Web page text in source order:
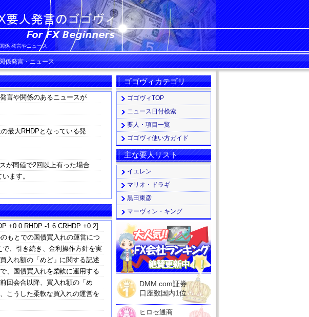
係 発言やニュース
係発言・ニュース
言や関係のあるニュースが
最大RHDPとなっている発
が同値で2回以上有った場合
ます。
+0.0 RHDP -1.6 CRHDP +0.2]
もとでの国債買入れの運営につ
、引き続き、金利操作方針を実
入れ額の「めど」に関する記述
、国債買入れを柔軟に運用する
回会合以降、買入れ額の「め
こうした柔軟な買入れの運営を
ゴゴヴィカテゴリ
ゴゴヴィTOP
ニュース日付検索
要人・項目一覧
ゴゴヴィ使い方ガイド
主な要人リスト
イエレン
マリオ・ドラギ
黒田東彦
マーヴィン・キング
DMM.com証券
口座数国内1位
ヒロセ通商